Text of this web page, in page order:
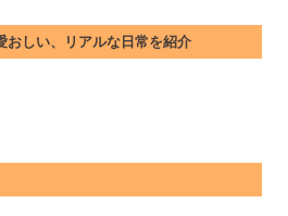
おしい、リアルな日常を紹介